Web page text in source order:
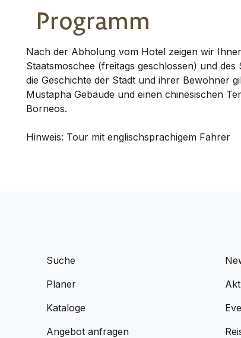
Programm
Nach der Abholung vom Hotel zeigen wir
Staatsmoschee (freitags geschlossen) und
die Geschichte der Stadt und ihrer Bewohner
Mustapha Gebäude und einen chinesischen
Borneos.
Hinweis: Tour mit englischsprachigem Fahrer
Suche
Planer
Kataloge
Angebot anfragen